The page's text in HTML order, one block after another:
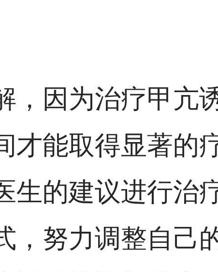
，因为治疗甲亢
能取得显著的
生的建议进行治
，努力调整自己